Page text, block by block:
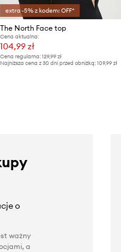
extra -5% z kodem: OFF*
The North Face top
Cena aktualna:
104,99 zł
Cena regularna: 129,99 zł
Najniższa cena z 30 dni przed obniżką: 109,99 zł
o
ważny
a